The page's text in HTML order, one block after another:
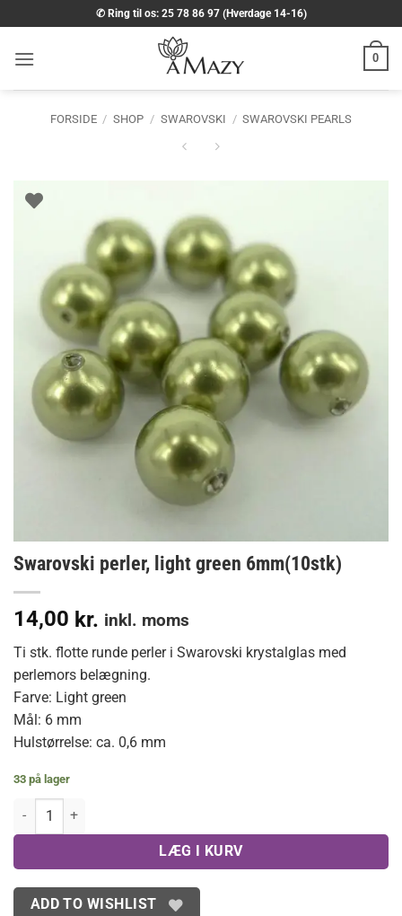
til
indhold
✆ Ring til os: 25 78 86 97 (Hverdage 14-16)
0
FORSIDE / SHOP / SWAROVSKI / SWAROVSKI PEARLS
Swarovski perler, light green 6mm(10stk)
14,00 kr. inkl. moms
Ti stk. flotte runde perler i Swarovski krystalglas med
perlemors belægning.
Farve: Light green
Mål: 6 mm
Hulstørrelse: ca. 0,6 mm
33 på lager
Swarovski perler, light green 6mm(10stk) antal
LÆG I KURV
ADD TO WISHLIST